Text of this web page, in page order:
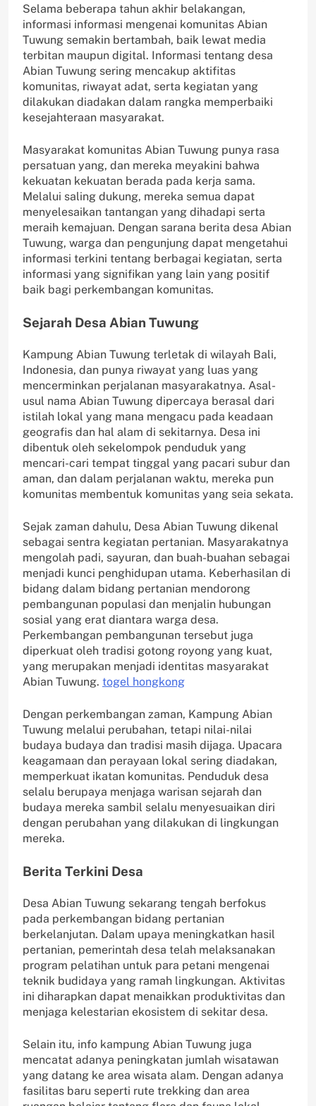
Selama beberapa tahun akhir belakangan,
informasi informasi mengenai komunitas Abian
Tuwung semakin bertambah, baik lewat media
terbitan maupun digital. Informasi tentang desa
Abian Tuwung sering mencakup aktifitas
komunitas, riwayat adat, serta kegiatan yang
dilakukan diadakan dalam rangka memperbaiki
kesejahteraan masyarakat.
Masyarakat komunitas Abian Tuwung punya rasa
persatuan yang, dan mereka meyakini bahwa
kekuatan kekuatan berada pada kerja sama.
Melalui saling dukung, mereka semua dapat
menyelesaikan tantangan yang dihadapi serta
meraih kemajuan. Dengan sarana berita desa Abian
Tuwung, warga dan pengunjung dapat mengetahui
informasi terkini tentang berbagai kegiatan, serta
informasi yang signifikan yang lain yang positif
baik bagi perkembangan komunitas.
Sejarah Desa Abian Tuwung
Kampung Abian Tuwung terletak di wilayah Bali,
Indonesia, dan punya riwayat yang luas yang
mencerminkan perjalanan masyarakatnya. Asal-
usul nama Abian Tuwung dipercaya berasal dari
istilah lokal yang mana mengacu pada keadaan
geografis dan hal alam di sekitarnya. Desa ini
dibentuk oleh sekelompok penduduk yang
mencari-cari tempat tinggal yang pacari subur dan
aman, dan dalam perjalanan waktu, mereka pun
komunitas membentuk komunitas yang seia sekata.
Sejak zaman dahulu, Desa Abian Tuwung dikenal
sebagai sentra kegiatan pertanian. Masyarakatnya
mengolah padi, sayuran, dan buah-buahan sebagai
menjadi kunci penghidupan utama. Keberhasilan di
bidang dalam bidang pertanian mendorong
pembangunan populasi dan menjalin hubungan
sosial yang erat diantara warga desa.
Perkembangan pembangunan tersebut juga
diperkuat oleh tradisi gotong royong yang kuat,
yang merupakan menjadi identitas masyarakat
Abian Tuwung. togel hongkong
Dengan perkembangan zaman, Kampung Abian
Tuwung melalui perubahan, tetapi nilai-nilai
budaya budaya dan tradisi masih dijaga. Upacara
keagamaan dan perayaan lokal sering diadakan,
memperkuat ikatan komunitas. Penduduk desa
selalu berupaya menjaga warisan sejarah dan
budaya mereka sambil selalu menyesuaikan diri
dengan perubahan yang dilakukan di lingkungan
mereka.
Berita Terkini Desa
Desa Abian Tuwung sekarang tengah berfokus
pada perkembangan bidang pertanian
berkelanjutan. Dalam upaya meningkatkan hasil
pertanian, pemerintah desa telah melaksanakan
program pelatihan untuk para petani mengenai
teknik budidaya yang ramah lingkungan. Aktivitas
ini diharapkan dapat menaikkan produktivitas dan
menjaga kelestarian ekosistem di sekitar desa.
Selain itu, info kampung Abian Tuwung juga
mencatat adanya peningkatan jumlah wisatawan
yang datang ke area wisata alam. Dengan adanya
fasilitas baru seperti rute trekking dan area